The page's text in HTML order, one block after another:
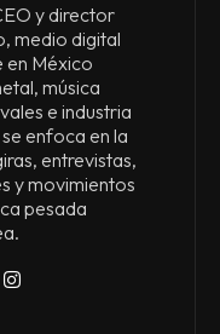
y director
medio digital
en México
música
e industria
enfoca en la
entrevistas,
y movimientos
pesada